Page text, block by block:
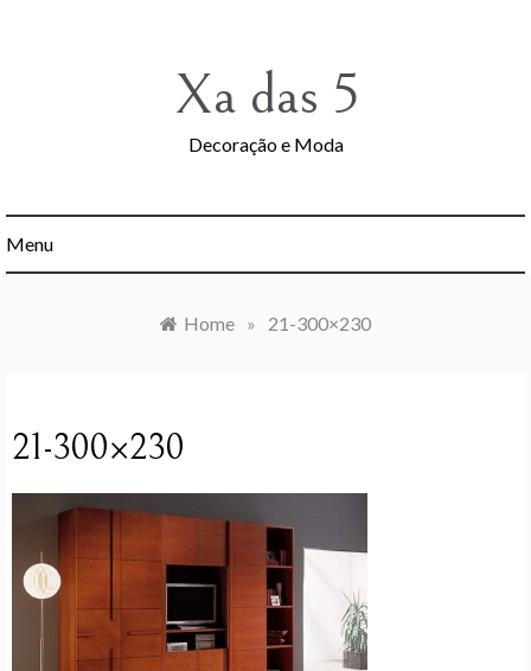
Xa das 5
Decoração e Moda
Menu
Home » 21-300×230
21-300×230